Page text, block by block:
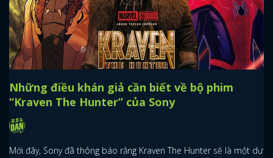
Những điều khán giả cần biết về bộ phim
“Kraven The Hunter” của Sony
Mới đây, Sony đã thông báo rằng Kraven The Hunter sẽ là một dự